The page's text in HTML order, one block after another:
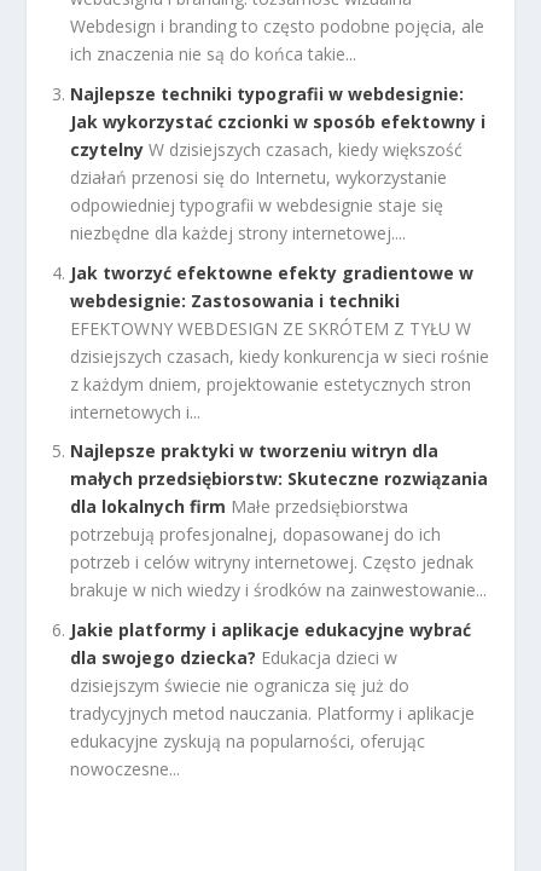
Webdesign i branding to często podobne pojęcia, ale
ich znaczenia nie są do końca takie...
Najlepsze techniki typografii w webdesignie:
Jak wykorzystać czcionki w sposób efektowny i
czytelny W dzisiejszych czasach, kiedy większość
działań przenosi się do Internetu, wykorzystanie
odpowiedniej typografii w webdesignie staje się
niezbędne dla każdej strony internetowej....
Jak tworzyć efektowne efekty gradientowe w
webdesignie: Zastosowania i techniki
EFEKTOWNY WEBDESIGN ZE SKRÓTEM Z TYŁU W
dzisiejszych czasach, kiedy konkurencja w sieci rośnie
z każdym dniem, projektowanie estetycznych stron
internetowych i...
Najlepsze praktyki w tworzeniu witryn dla
małych przedsiębiorstw: Skuteczne rozwiązania
dla lokalnych firm Małe przedsiębiorstwa
potrzebują profesjonalnej, dopasowanej do ich
potrzeb i celów witryny internetowej. Często jednak
brakuje w nich wiedzy i środków na zainwestowanie...
Jakie platformy i aplikacje edukacyjne wybrać
dla swojego dziecka? Edukacja dzieci w
dzisiejszym świecie nie ogranicza się już do
tradycyjnych metod nauczania. Platformy i aplikacje
edukacyjne zyskują na popularności, oferując
nowoczesne...